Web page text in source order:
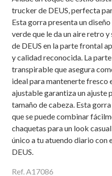
trucker de DEUS, perfecta
Esta gorra presenta un
verde que le da un aire retro
de DEUS en la parte frontal
y calidad reconocida. La
transpirable que asegura
ideal para mantenerte fresco
ajustable garantiza un ajuste
tamaño de cabeza. Esta
que se puede combinar
chaquetas para un look
único a tu atuendo diario con
DEUS.
Ref. A17086